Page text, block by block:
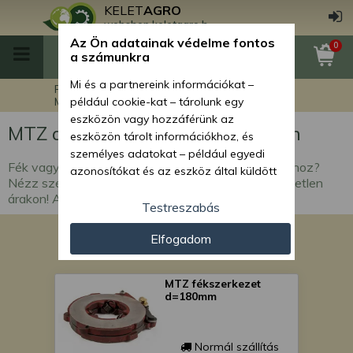
KELETAGRO
webshop.keletagro.hu
0
Főoldal
MTZ traktor alkatrészek
MTZ alkatrészek verhetetlen áron
MTZ alkatrészek verhetetlen áron
Fék vagy kuplung cuccot keresel az MTZ traktorodhoz?
Nézz szét itt! Strapabíró, tartós alkatrészek verhetetlen
árakon! Akár holnapra házhoz szállítva!
MTZ fékszerkezet
d=180mm
Normál szállítás
Az Ön adatainak védelme fontos
a számunkra
Mi és a partnereink információkat –
például cookie-kat – tárolunk egy
eszközön vagy hozzáférünk az
eszközön tárolt információkhoz, és
személyes adatokat – például egyedi
azonosítókat és az eszköz által küldött
személyre szabott hirdetések és
tartalom nyújtásához, hirdetés- és
tartalomméréshez, nézettségi adatok
gyűjtéséhez, valamint termékek
kifejlesztéséhez és a termékek
javításához. Az Ön engedélyével mi és a
partnereink eszközleolvasásos
módszerrel szerzett pontos geolokációs
adatokat és azonosítási információkat
Testreszabás
Elfogadom